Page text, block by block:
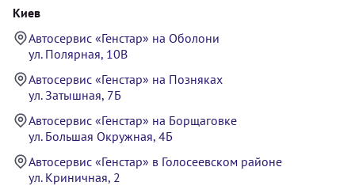
Киев
Автосервис «Генстар» на Оболони
ул. Полярная, 10В
Автосервис «Генстар» на Позняках
ул. Затышная, 7Б
Автосервис «Генстар» на Борщаговке
ул. Большая Окружная, 4Б
Автосервис «Генстар» в Голосеевском районе
ул. Криничная, 2